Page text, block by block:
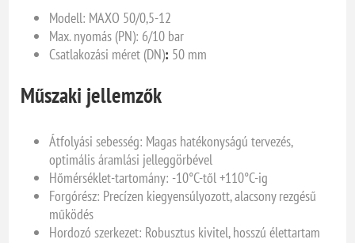
Modell: MAXO 50/0,5-12
Max. nyomás (PN): 6/10 bar
Csatlakozási méret (DN): 50 mm
Műszaki jellemzők
Átfolyási sebesség: Magas hatékonyságú tervezés,
optimális áramlási jelleggörbével
Hőmérséklet-tartomány: -10°C-től +110°C-ig
Forgórész: Precízen kiegyensúlyozott, alacsony rezgésű
működés
Hordozó szerkezet: Robusztus kivitel, hosszú élettartam